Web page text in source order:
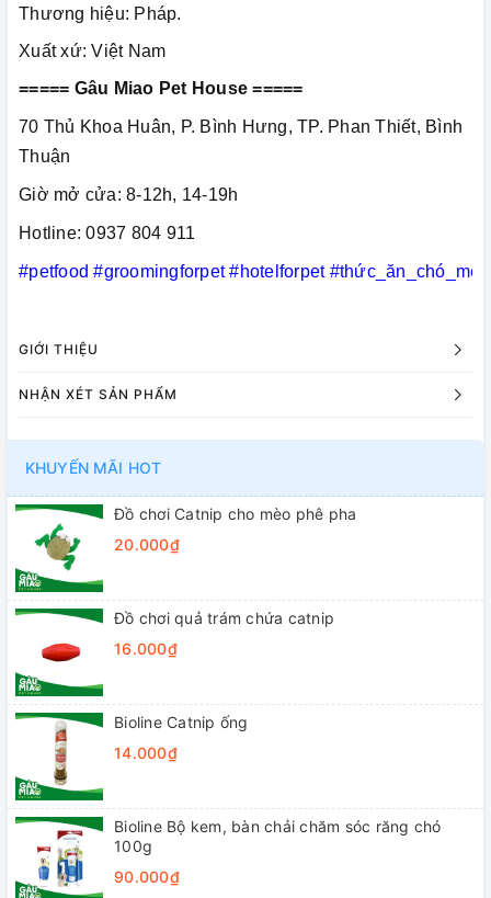
Thương hiệu: Pháp.
Xuất xứ: Việt Nam
===== Gâu Miao Pet House =====
70 Thủ Khoa Huân, P. Bình Hưng, TP. Phan Thiết, Bình
Thuận
Giờ mở cửa: 8-12h, 14-19h
Hotline: 0937 804 911
#petfood #groomingforpet #hotelforpet #thức_ăn_chó_mèo
GIỚI THIỆU
NHẬN XÉT SẢN PHẨM
KHUYẾN MÃI HOT
Đồ chơi Catnip cho mèo phê pha
20.000₫
Đồ chơi quả trám chứa catnip
16.000₫
Bioline Catnip ống
14.000₫
Bioline Bộ kem, bàn chải chăm sóc răng chó
100g
90.000₫